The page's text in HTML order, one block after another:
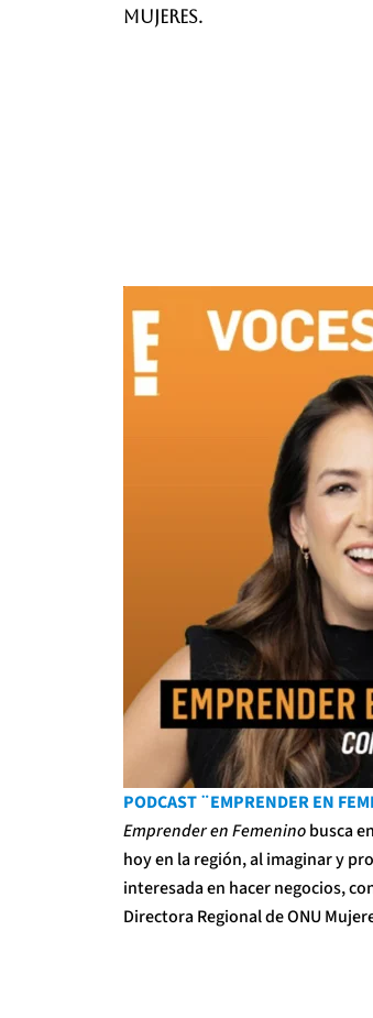
mujeres.
PODCAST ¨EMPRENDER EN
Emprender en Femeninobusca
hoy en la región, al imaginar y
interesada en hacer negocios,
Directora Regional de ONU